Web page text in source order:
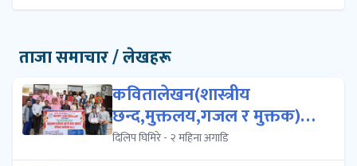
ताजा समाचार / लेखहरू
कवितालेखन(शास्त्रीय
छन्द,मुक्तलय,गजल र मुक्तक)को
प्रशिक्षण क...
दिलिप घिमिरे - २ महिना अगाडि